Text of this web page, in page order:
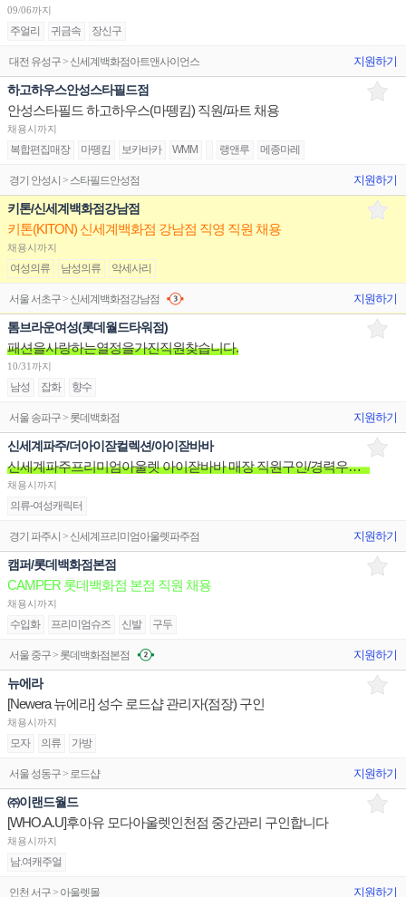
09/06까지
주얼리 귀금속 장신구
대전 유성구 > 신세계백화점아트앤사이언스 지원하기
하고하우스안성스타필드점
안성스타필드 하고하우스(마뗑킴) 직원/파트 채용
채용시까지
복합편집매장 마뗑킴 보카바카 WMM 랭앤루 메종마레
경기 안성시 > 스타필드안성점 지원하기
키톤/신세계백화점강남점
키톤(KITON) 신세계백화점 강남점 직영 직원 채용
채용시까지
여성의류 남성의류 악세사리
서울 서초구 > 신세계백화점강남점 지원하기
톰브라운여성(롯데월드타워점)
패션을사랑하는열정을가진직원찾습니다.
10/31까지
남성 잡화 향수
서울 송파구 > 롯데백화점 지원하기
신세계파주/더아이잗컬렉션/아이잗바바
신세계파주프리미엄아울렛 아이잗바바 매장 직원구인/경력우대/분위기좋은매장/장기근무환영
채용시까지
의류-여성캐릭터
경기 파주시 > 신세계프리미엄아울렛파주점 지원하기
캠퍼/롯데백화점본점
CAMPER 롯데백화점 본점 직원 채용
채용시까지
수입화 프리미엄슈즈 신발 구두
서울 중구 > 롯데백화점본점 지원하기
뉴에라
[Newera 뉴에라] 성수 로드샵 관리자(점장) 구인
채용시까지
모자 의류 가방
서울 성동구 > 로드샵 지원하기
㈜이랜드월드
[WHO.A.U]후아유 모다아울렛인천점 중간관리 구인합니다
채용시까지
남.여캐주얼
인천 서구 > 아울렛몰 지원하기